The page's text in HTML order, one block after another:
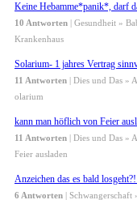
Keine Hebamme*panik*, darf
10 Antworten | Gesundheit »
Krankenhaus
Solarium- 1 jahres Vertrag
11 Antworten | Dies und Das »
olarium
kann man höflich von Feier
11 Antworten | Dies und Das »
Feier ausladen
Anzeichen das es bald
6 Antworten | Schwangerschaft